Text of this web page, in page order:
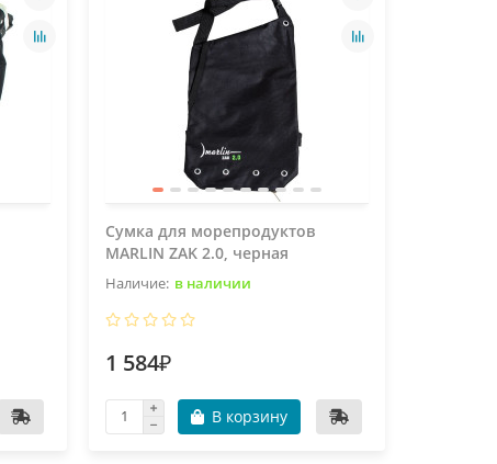
Сумка для морепродуктов
MARLIN ZAK 2.0, черная
в наличии
1 584₽
В корзину